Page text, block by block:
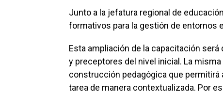
Junto a la jefatura regional de
formativos para la gestión de entornos
Esta ampliación de la capacitación
y preceptores del nivel inicial. La
construcción pedagógica que
tarea de manera contextualizada. Por